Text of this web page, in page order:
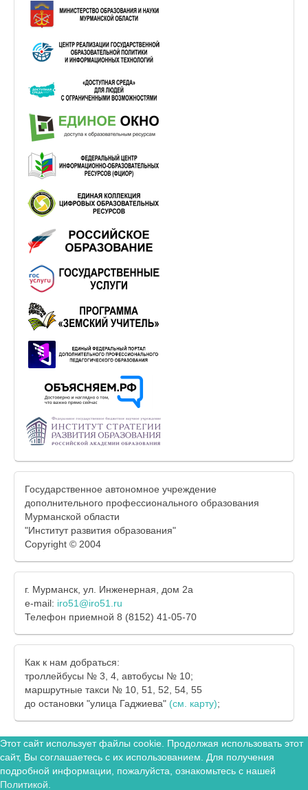
Государственное автономное учреждение
дополнительного профессионального образования
Мурманской области
"Институт развития образования"
Copyright © 2004
г. Мурманск, ул. Инженерная, дом 2а
e-mail: iro51@iro51.ru
Телефон приемной 8 (8152) 41-05-70
Как к нам добраться:
троллейбусы № 3, 4, автобусы № 10;
маршрутные такси № 10, 51, 52, 54, 55
до остановки "улица Гаджиева" (см. карту);
Этот сайт использует файлы cookie. Продолжая использовать этот
сайт, Вы соглашаетесь с их использованием. Для получения
подробной информации, пожалуйста, ознакомьтесь с нашей
Политикой.